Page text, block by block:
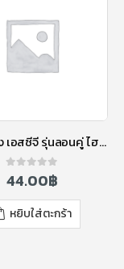
ครอบข้าง เอสซีจี รุ่นลอนคู่ ไฮบริด สีแดง
out of 5
44.00฿
หยิบใส่ตะกร้า